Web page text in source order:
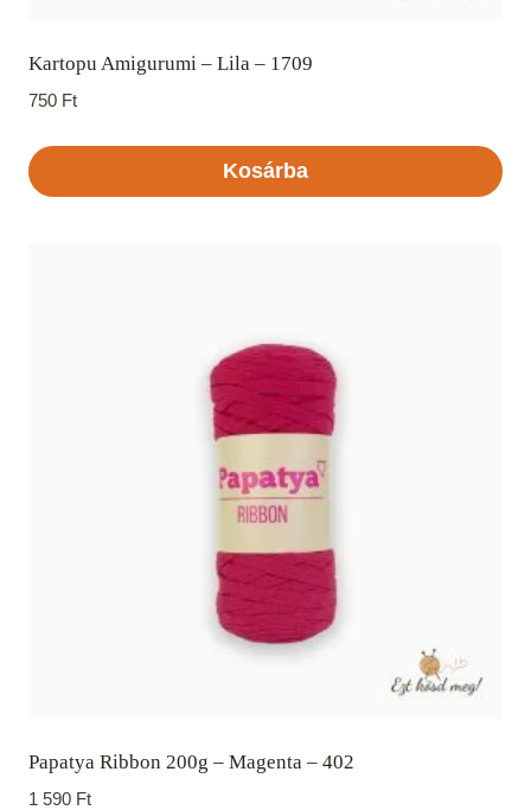
Kartopu Amigurumi – Lila – 1709
750 Ft
Kosárba
Papatya Ribbon 200g – Magenta – 402
1 590 Ft